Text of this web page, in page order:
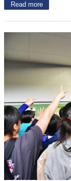
Read more